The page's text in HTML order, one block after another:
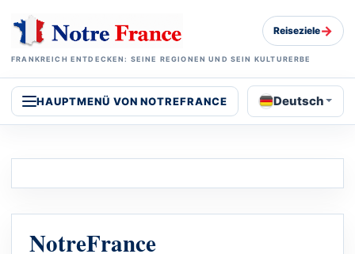
FRANKREICH ENTDECKEN: SEINE REGIONEN UND SEIN KULTURERBE
Reiseziele→
HAUPTMENÜ VON NOTREFRANCE Deutsch
NotreFrance